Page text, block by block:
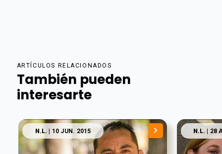
ARTÍCULOS RELACIONADOS
También pueden
interesarte
N.L. | 10 JUN. 2015 N.L. | 28